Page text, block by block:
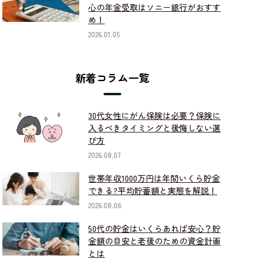
心の年金受取はソニー銀行がおすす
め！
2026.01.05
新着コラム一覧
30代女性にがん保険は必要？保険に
入るべきタイミングと後悔しない選
び方
2026.08.07
世帯年収1000万円は年間いくら貯金
できる?平均貯蓄額と実態を解説！
2026.08.06
50代の貯金はいくらあれば安心？貯
金額の目安と老後のための資金計画
とは